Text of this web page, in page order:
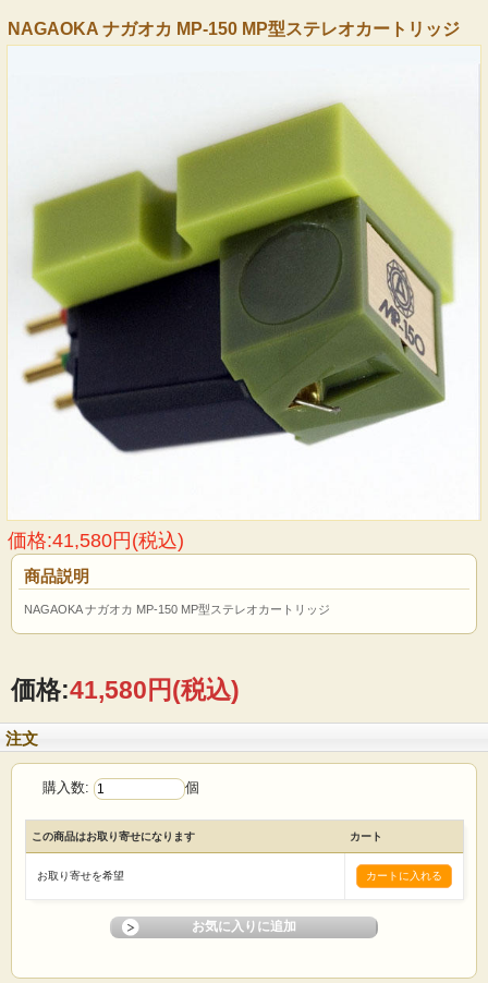
NAGAOKA ナガオカ MP-150 MP型ステレオカートリッジ
価格:41,580円(税込)
商品説明
NAGAOKA ナガオカ MP-150 MP型ステレオカートリッジ
価格:41,580円(税込)
注文
購入数: 個
この商品はお取り寄せになります カート
お取り寄せを希望